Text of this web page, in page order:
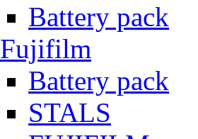
Battery pack
Fujifilm
Battery pack
STALS